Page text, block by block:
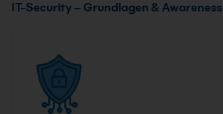
IT-Security – Grundlagen & Awareness